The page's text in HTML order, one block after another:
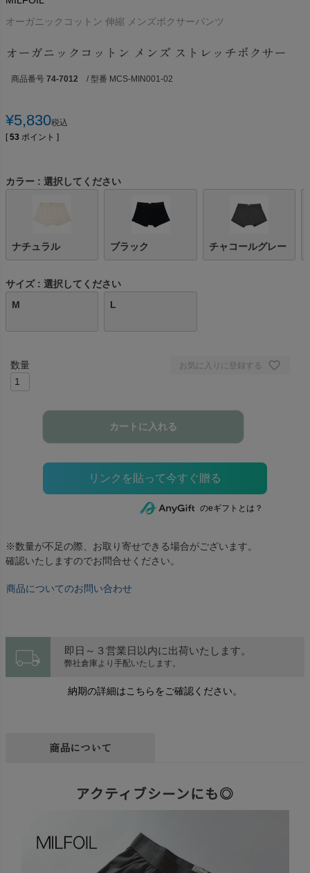
オーガニックコットン 伸縮 メンズボクサーパンツ
オーガニックコットン メンズ ストレッチボクサー
商品番号 74-7012 / 型番 MCS-MIN001-02
¥5,830税込
[ 53 ポイント ]
カラー 選択してください
ナチュラル ブラック チャコールグレー
サイズ
選択してください
M
L
お気に入りに登録する
カートに入れる
のeギフトとは？
※数量が不足の際、お取り寄せできる場合がございます。
確認いたしますのでお問合せください。
商品についてのお問い合わせ
local_shipping 即日～３営業日以内に出荷いたします。
弊社倉庫より手配いたします。
納期の詳細はこちらをご確認ください。
商品について
アクティブシーンにも◎